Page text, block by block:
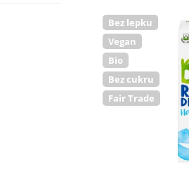
Bez lepku
Vegan
Bio
Bez cukru
Fair Trade